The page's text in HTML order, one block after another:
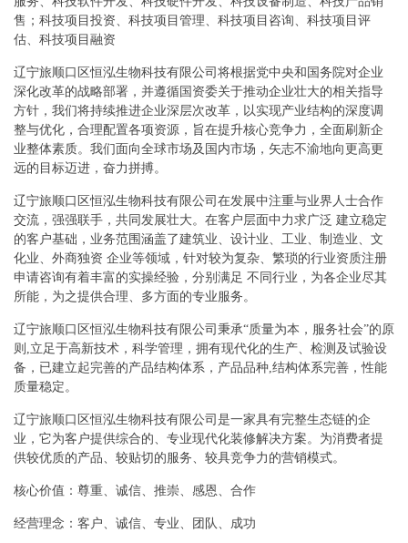
售；科技项目投资、科技项目管理、科技项目咨询、科技项目评
估、科技项目融资
辽宁旅顺口区恒泓生物科技有限公司将根据党中央和国务院对企业
深化改革的战略部署，并遵循国资委关于推动企业壮大的相关指导
方针，我们将持续推进企业深层次改革，以实现产业结构的深度调
整与优化，合理配置各项资源，旨在提升核心竞争力，全面刷新企
业整体素质。我们面向全球市场及国内市场，矢志不渝地向更高更
远的目标迈进，奋力拼搏。
辽宁旅顺口区恒泓生物科技有限公司在发展中注重与业界人士合作
交流，强强联手，共同发展壮大。在客户层面中力求广泛 建立稳定
的客户基础，业务范围涵盖了建筑业、设计业、工业、制造业、文
化业、外商独资 企业等领域，针对较为复杂、繁琐的行业资质注册
申请咨询有着丰富的实操经验，分别满足 不同行业，为各企业尽其
所能，为之提供合理、多方面的专业服务。
辽宁旅顺口区恒泓生物科技有限公司秉承“质量为本，服务社会”的原
则,立足于高新技术，科学管理，拥有现代化的生产、检测及试验设
备，已建立起完善的产品结构体系，产品品种,结构体系完善，性能
质量稳定。
辽宁旅顺口区恒泓生物科技有限公司是一家具有完整生态链的企
业，它为客户提供综合的、专业现代化装修解决方案。为消费者提
供较优质的产品、较贴切的服务、较具竞争力的营销模式。
核心价值：尊重、诚信、推崇、感恩、合作
经营理念：客户、诚信、专业、团队、成功